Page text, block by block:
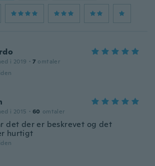
i 2019 · 7 omtaler
i 2015 · 60 omtaler
det der er beskrevet og det
hurtigt